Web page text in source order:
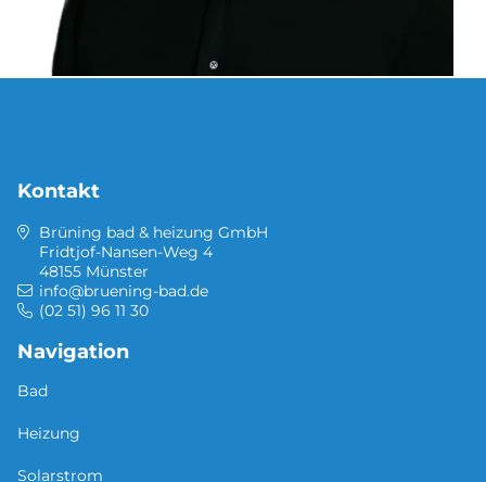
Kontakt
Brüning bad & heizung GmbH
Fridtjof-Nansen-Weg 4
48155 Münster
info@bruening-bad.de
(02 51) 96 11 30
Navigation
Bad
Heizung
Solarstrom